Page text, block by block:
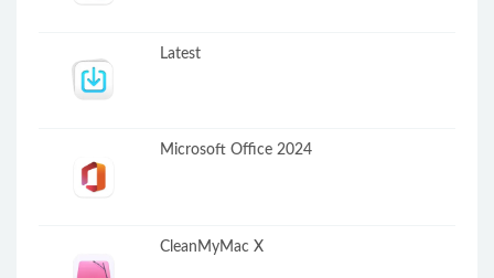
Latest
Microsoft Office 2024
CleanMyMac X